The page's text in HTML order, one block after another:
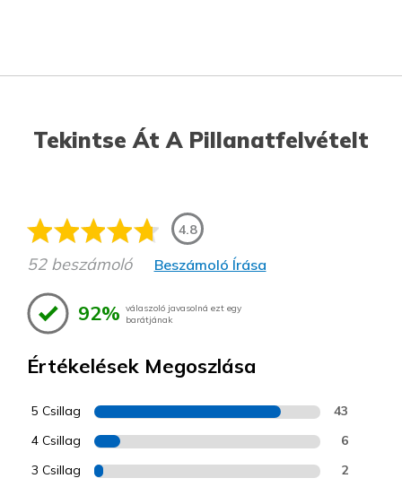
Tekintse Át A Pillanatfelvételt
4.8
52 beszámoló Beszámoló Írása
92% válaszoló javasolná ezt egy
barátjának
Értékelések Megoszlása
5 Csillag 43
4 Csillag 6
3 Csillag 2